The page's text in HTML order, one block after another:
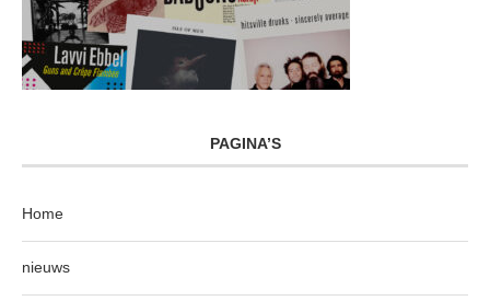
PAGINA’S
Home
nieuws